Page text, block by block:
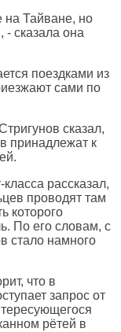
Тайване, но
- сказала она
поездками из
сами по
сказал,
принадлежат к
рассказал,
проводят там
которого
По его словам, с
стало намного
что в
запрос от
рётей в